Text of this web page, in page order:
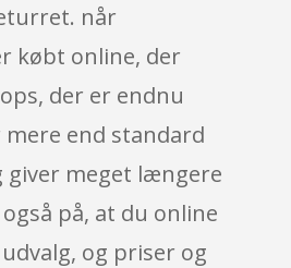
når
købt online, der
der er endnu
mere end standard
meget længere
på, at du online
og priser og